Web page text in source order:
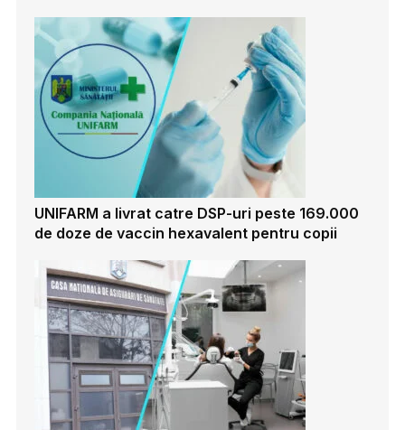
UNIFARM a livrat catre DSP-uri peste 169.000
de doze de vaccin hexavalent pentru copii